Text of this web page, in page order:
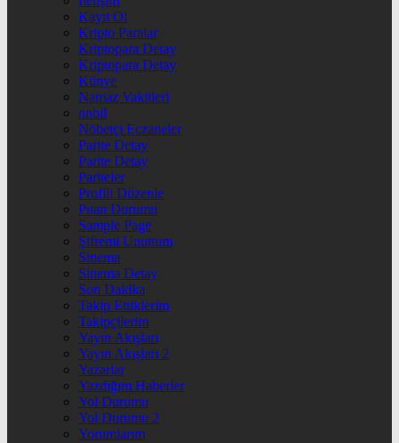
Kayıt Ol
Kripto Paralar
Kriptopara Detay
Kriptopara Detay
Künye
Namaz Vakitleri
nnbil
Nöbetçi Eczaneler
Parite Detay
Parite Detay
Pariteler
Profili Düzenle
Puan Durumu
Sample Page
Şifremi Unuttum
Sinema
Sinema Detay
Son Dakika
Takip Ettiklerim
Takipçilerim
Yayın Akışları
Yayın Akışları 2
Yazarlar
Yazdığım Haberler
Yol Durumu
Yol Durumu 2
Yorumlarım